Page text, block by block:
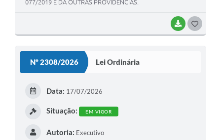
BAIXAR
077/2019 E DÁ OUTRAS PROVIDÊNCIAS.
Nº 2308/2026 Lei Ordinária
Data: 17/07/2026
Situação: EM VIGOR
Autoria: Executivo